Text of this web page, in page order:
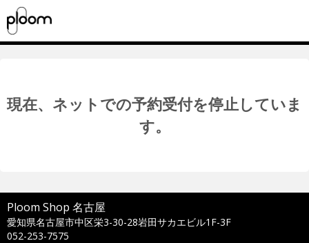
現在、ネットでの予約受付を停止していま
す。
Ploom Shop 名古屋
愛知県名古屋市中区栄3-30-28岩田サカエビル1F-3F
052-253-7575